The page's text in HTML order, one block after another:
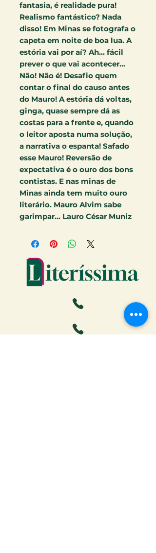
fantasia, é realidade pura!
Realismo fantástico? Nada
disso! Em Minas se fotografa o
capeta em noite de boa lua. A
estória vai por aí? Ah... fácil
prever o que vai acontecer...
Não! Não é! Desafio quem
contar o final do causo antes
do Mauro! A estória dá voltas,
ginga, quase sempre dá as
costas para a frente e, quando
o leitor aposta numa solução,
a narrativa o espanta! Safado
esse Mauro! Reversão de
expectativa é o ouro dos bons
contistas. E nas minas de
Minas ainda tem muito ouro
literário. Mauro Alvim sabe
garimpar... Lauro César Muniz